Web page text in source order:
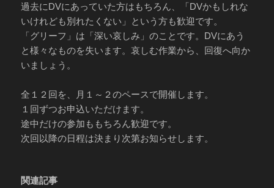
過去にDVにあっていた方はもちろん、「DVかもしれな
いけれども別れたくない」という方も歓迎です。
「グリーフ」は「深い哀しみ」のことです。DVにあう
と様々なものを失います。哀しむ作業から、回復へ向か
いましょう。
全１２回を、月１～２のペースで開催します。
１回ずつお申込いただけます。
途中だけの参加ももちろん歓迎です。
次回以降の日程は決まり次第お知らせします。
関連記事